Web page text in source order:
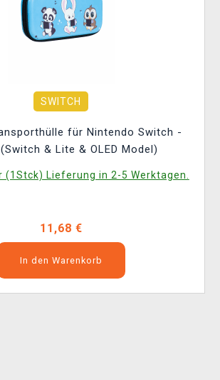
SWITCH
für Nintendo Switch -
& Lite & OLED Model)
(1Stck) Lieferung in 2-5 Werktagen.
11,68 €
In den Warenkorb